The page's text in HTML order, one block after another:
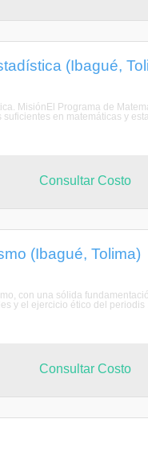
(Ibagué,
MisiónEl Programa de
en matemáticas y
Consultar Costo
(Ibagué, Tolima)
con una sólida
y el ejercicio ético del periodis
Consultar Costo